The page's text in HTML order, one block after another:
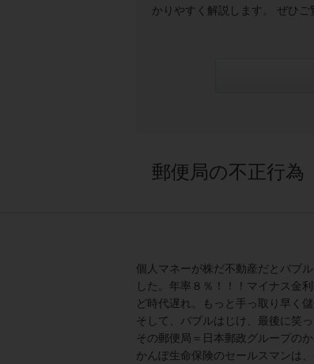
かりやすく解説します。 ぜひご
郵便局の不正行為
個人マネーが株だ不動産だとバブ
した。年率８％！！！マイナス金
ど時代遅れ。もっと手っ取り早く
そして、バブルはじけ、最後に笑
その郵便局＝日本郵政グループの
かんぽ生命保険のセールスマンは